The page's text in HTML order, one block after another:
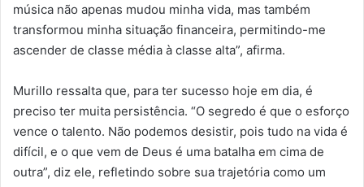
música não apenas mudou minha vida, mas também
transformou minha situação financeira, permitindo-me
ascender de classe média à classe alta”, afirma.
Murillo ressalta que, para ter sucesso hoje em dia, é
preciso ter muita persistência. “O segredo é que o esforço
vence o talento. Não podemos desistir, pois tudo na vida é
difícil, e o que vem de Deus é uma batalha em cima de
outra”, diz ele, refletindo sobre sua trajetória como um